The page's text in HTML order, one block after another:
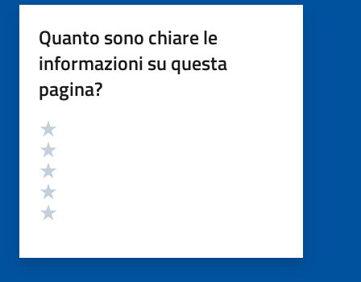
Quanto sono chiare le
informazioni su questa
pagina?
Valutazione